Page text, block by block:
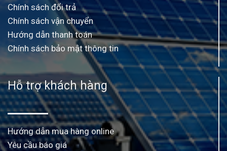
Chính sách đổi trả
Chính sách vận chuyển
Hướng dẫn thanh toán
Chính sách bảo mật thông tin
Hỗ trợ khách hàng
Hướng dẫn mua hàng online
Yêu cầu báo giá